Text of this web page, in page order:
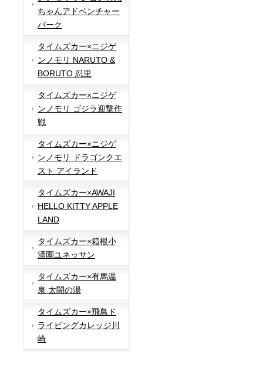
ちゃんアドベンチャー
パーク
タイムズカー×ニジゲ
ンノモリ NARUTO &
BORUTO 忍里
タイムズカー×ニジゲ
ンノモリ ゴジラ迎撃作
戦
タイムズカー×ニジゲ
ンノモリ ドラゴンクエ
スト アイランド
タイムズカー×AWAJI
HELLO KITTY APPLE
LAND
タイムズカー×箱根小
涌園ユネッサン
タイムズカー×有馬温
泉 太閤の湯
タイムズカー×飛鳥ド
ライビングカレッジ川
崎